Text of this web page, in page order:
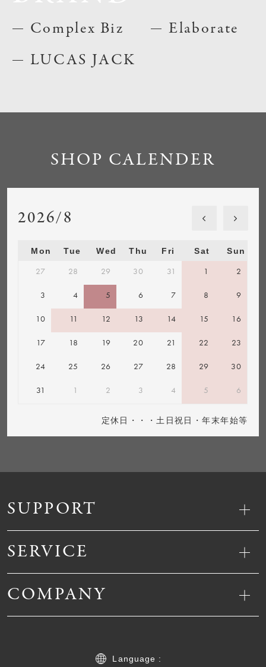
Complex Biz
LUCAS JACK
Elaborate
SUPPORT
SERVICE
COMPANY
Language :
SHOP CALENDER
2026/8
Mon Tue Wed Thu Fri Sat Sun
27 28 29 30 31 1 2
3 4 5 6 7 8 9
10 11 12 13 14 15 16
17 18 19 20 21 22 23
24 25 26 27 28 29 30
31 1 2 3 4 5 6
定休日・・・土日祝日・年末年始等